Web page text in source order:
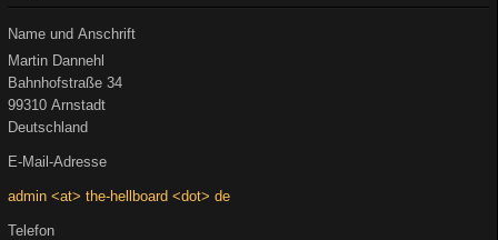
Name und Anschrift
Martin Dannehl
Bahnhofstraße 34
99310 Arnstadt
Deutschland
E-Mail-Adresse
admin <at> the-hellboard <dot> de
Telefon